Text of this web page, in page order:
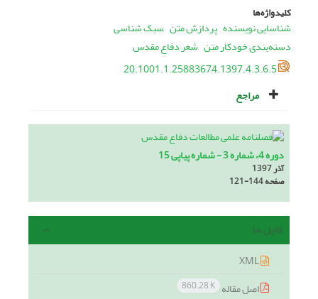
کلیدواژه‌ها
شناسایی نویسنده پردازش متن سبک شناسی
دسته‌بندی خودکار متن شعر دفاع مقدس
20.1001.1.25883674.1397.4.3.6.5
مراجع
دوره 4، شماره 3 - شماره پیاپی 15
آذر 1397
صفحه121-144
فایل ها
اصل مقاله 860.28 K